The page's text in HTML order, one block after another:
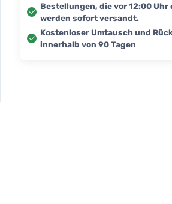
Bestellungen, die vor 12:00 Uhr
werden sofort versandt.
Kostenloser Umtausch und
innerhalb von 90 Tagen